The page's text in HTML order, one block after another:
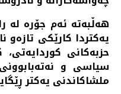
هەڵبەتە ئەم جۆرە لە
یەکتردا کارێکی تازەو
حزبەکانی
سیاسی و
ملشاکاندنی یەکتر